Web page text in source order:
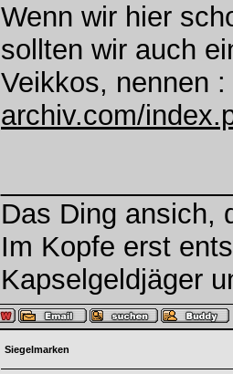
Wenn wir hier
sollten wir auch
Veikkos, nennen :
archiv.com/
Das Ding ansich,
Im Kopfe erst
Kapselgeldjäger
Siegelmarken